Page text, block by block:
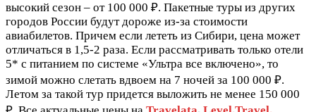
высокий сезон – от 100 000 ₽. Пакетные туры из других
городов России будут дороже из-за стоимости
авиабилетов. Причем если лететь из Сибири, цена может
отличаться в 1,5-2 раза. Если рассматривать только отели
5* с питанием по системе «Ультра все включено», то
зимой можно слетать вдвоем на 7 ночей за 100 000 ₽.
Летом за такой тур придется выложить не менее 150 000